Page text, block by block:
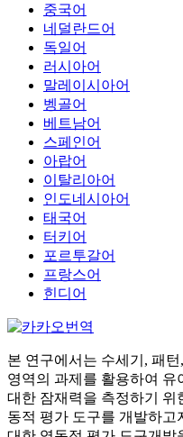
중국어
네덜란드어
독일어
러시아어
말레이시아어
벵골어
베트남어
스페인어
아랍어
이탈리아어
인도네시아어
태국어
터키어
포르투갈어
프랑스어
힌디어
본 연구에서는 수세기, 패
영역의 과제를 활용하여 유
대한 잠재력을 측정하기 위
동적 평가 도구를 개발하고